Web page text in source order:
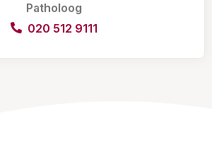
Patholoog
020 512 9111